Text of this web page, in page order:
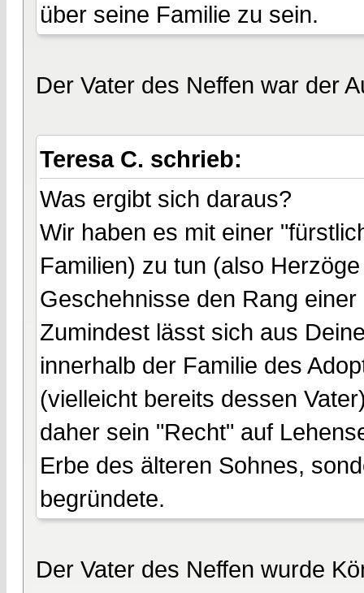
über seine Familie zu sein.
Der Vater des Neffen war der
Teresa C. schrieb:
Was ergibt sich daraus?
Wir haben es mit einer
Familien) zu tun (also
Geschehnisse den Rang
Zumindest lässt sich aus
innerhalb der Familie des
(vielleicht bereits dessen
daher sein "Recht" auf
Erbe des älteren Sohnes,
begründete.
Der Vater des Neffen wurde